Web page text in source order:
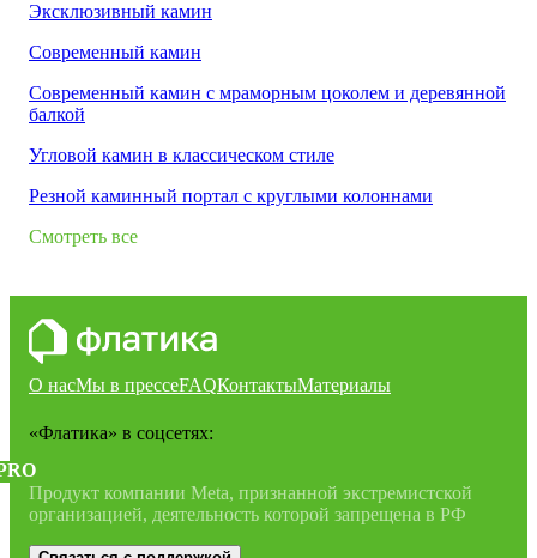
Эксклюзивный камин
Современный камин
Современный камин с мраморным цоколем и деревянной
балкой
Угловой камин в классическом стиле
Резной каминный портал с круглыми колоннами
Смотреть все
О насМы в прессеFAQКонтактыМатериалы
«Флатика» в соцсетях:
Продукт компании Meta, признанной экстремистской
организацией, деятельность которой запрещена в РФ